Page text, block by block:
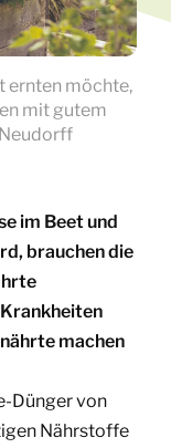
ernten möchte,
mit gutem
im Beet und
brauchen die
machen
Dünger von
Nährstoffe